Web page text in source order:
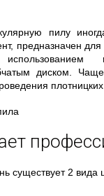
пилу
предназначен
диском.
существует 2 вида